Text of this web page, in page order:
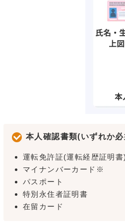
本人確認書類(いずれか
運転免許証(運転経歴証明
マイナンバーカード※
パスポート
特別永住者証明書
在留カード